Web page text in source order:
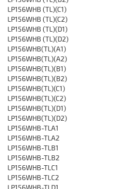
LP156WHB (TL)(C1)
LP156WHB (TL)(C2)
LP156WHB (TL)(D1)
LP156WHB (TL)(D2)
LP156WHB(TL)(A1)
LP156WHB(TL)(A2)
LP156WHB(TL)(B1)
LP156WHB(TL)(B2)
LP156WHB(TL)(C1)
LP156WHB(TL)(C2)
LP156WHB(TL)(D1)
LP156WHB(TL)(D2)
LP156WHB-TLA1
LP156WHB-TLA2
LP156WHB-TLB1
LP156WHB-TLB2
LP156WHB-TLC1
LP156WHB-TLC2
LP156WHB-TLD1